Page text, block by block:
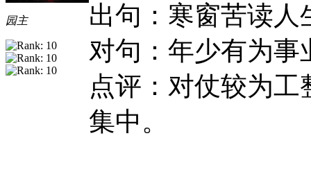
园主
出句：寒窗苦读人
对句：年少有为事
点评：对仗较为
集中。